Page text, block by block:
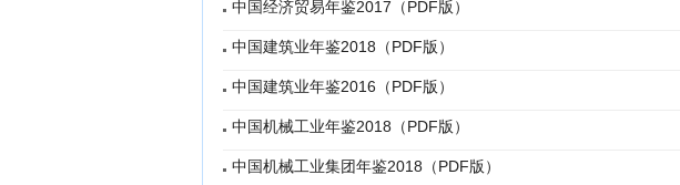
中国经济贸易年鉴2017（PDF版）
中国建筑业年鉴2018（PDF版）
中国建筑业年鉴2016（PDF版）
中国机械工业年鉴2018（PDF版）
中国机械工业集团年鉴2018（PDF版）